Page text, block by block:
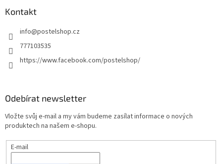
Kontakt
info@postelshop.cz
777103535
https://www.facebook.com/postelshop/
Odebírat newsletter
Vložte svůj e-mail a my vám budeme zasílat informace o nových
produktech na našem e-shopu.
E-mail